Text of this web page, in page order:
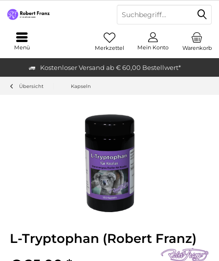
Kostenloser Versand ab € 60,00 Bestellwert*
Warenkorb
Merkzettel Mein Konto
Menü
Übersicht Kapseln
L-Tryptophan (Robert Franz)